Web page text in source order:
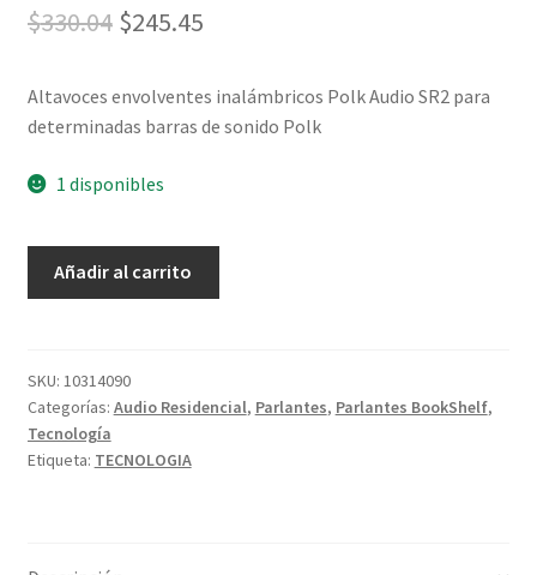
$330.04 $245.45
Altavoces envolventes inalámbricos Polk Audio SR2 para
determinadas barras de sonido Polk
1 disponibles
Añadir al carrito
SKU: 10314090
Categorías: Audio Residencial, Parlantes, Parlantes BookShelf,
Tecnología
Etiqueta: TECNOLOGIA